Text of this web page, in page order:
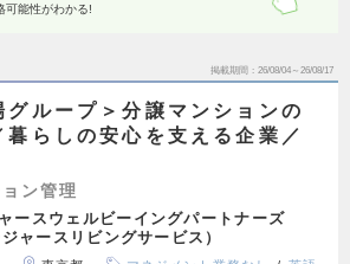
可能性がわかる!
掲載期間 26/08/04～26/08/17
グループ＞分譲マンションの
らしの安心を支える企業／
ン管理
ースウェルビーイングパートナーズ
ャースリビングサービス）